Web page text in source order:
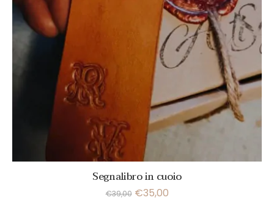
Segnalibro in cuoio
€39,00 €35,00